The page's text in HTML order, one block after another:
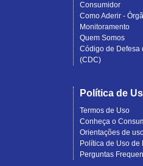
Consumidor
Como Aderir -
Monitoramento
Quem Somos
Código de Defesa
(CDC)
Política de
Termos de Uso
Conheça o
Orientações de
Política de Uso de
Perguntas